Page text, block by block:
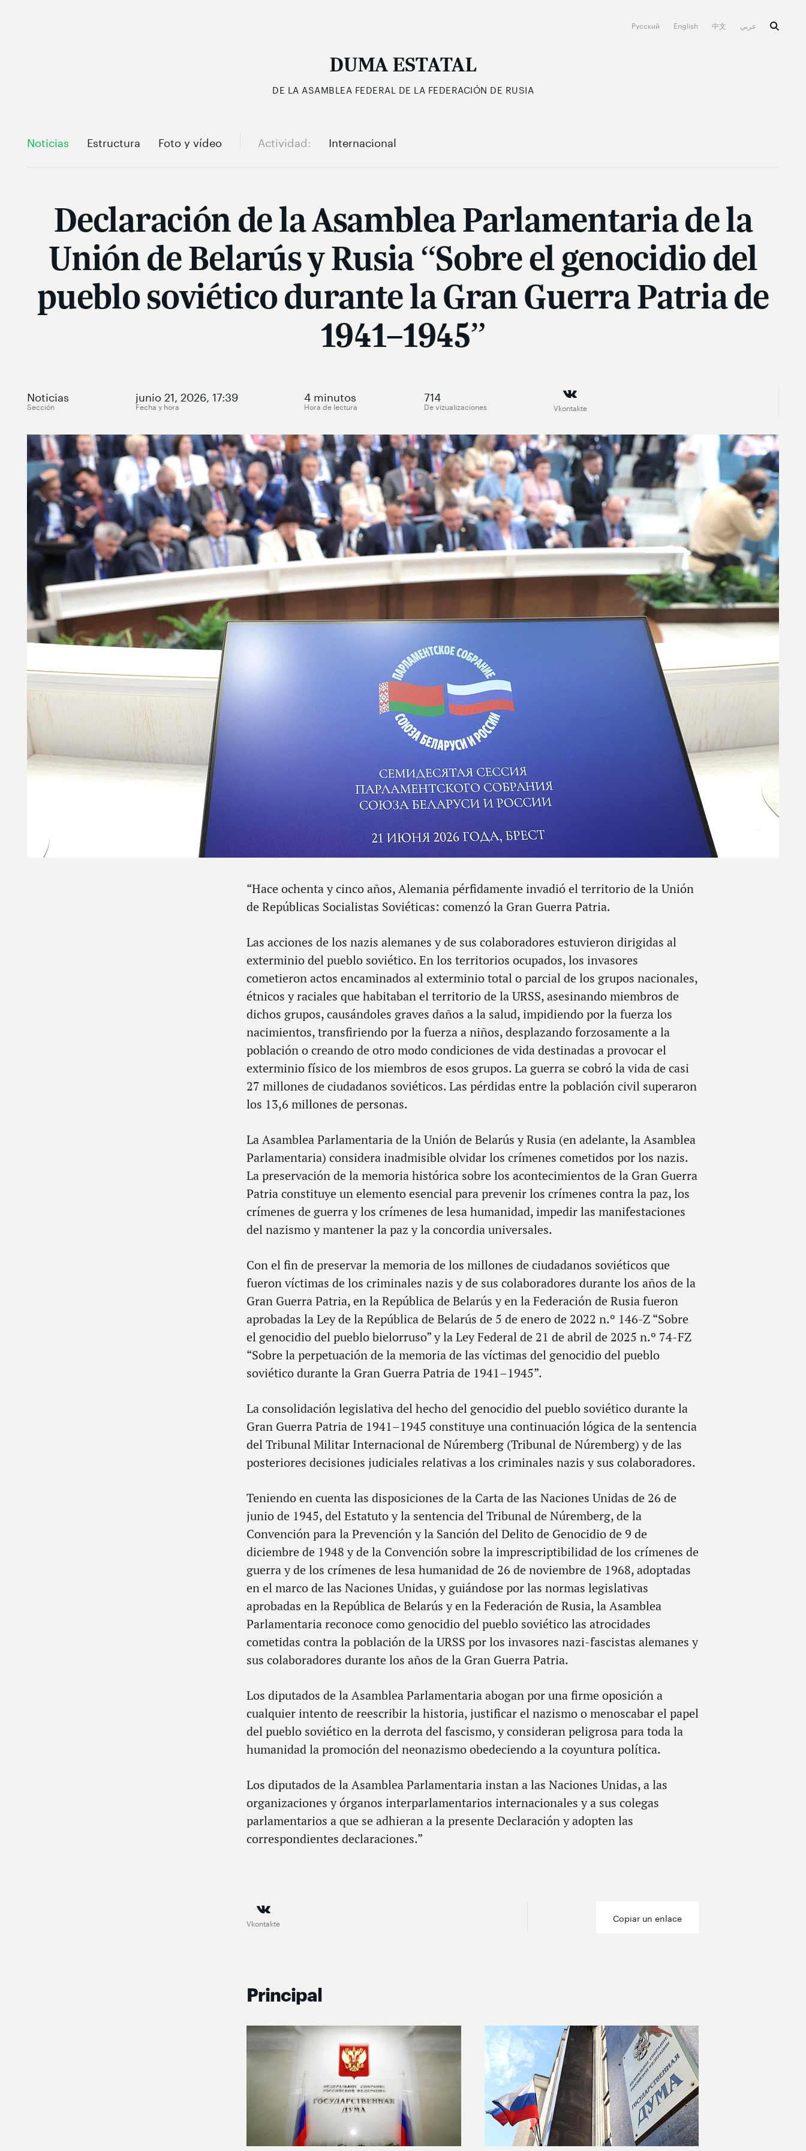
Русский English 中文
DUMA ESTATAL
DE LA ASAMBLEA FEDERAL DE LA FEDERACIÓN DE RUSIA
Noticias Estructura Foto y vídeo Actividad Internacional
Declaración de la Asamblea Parlamentaria de la
Unión de Belarús y Rusia “Sobre el genocidio del
pueblo soviético durante la Gran Guerra Patria de
1941–1945”
Noticias
Sección
junio 21, 2026, 17:39
Fecha y hora
4 minutos
Hora de lectura
714
De vizualizaciones Vkontakte
“Hace ochenta y cinco años, Alemania pérfidamente invadió el territorio de la Unión
de Repúblicas Socialistas Soviéticas: comenzó la Gran Guerra Patria.
Las acciones de los nazis alemanes y de sus colaboradores estuvieron dirigidas al
exterminio del pueblo soviético. En los territorios ocupados, los invasores
cometieron actos encaminados al exterminio total o parcial de los grupos nacionales,
étnicos y raciales que habitaban el territorio de la URSS, asesinando miembros de
dichos grupos, causándoles graves daños a la salud, impidiendo por la fuerza los
nacimientos, transfiriendo por la fuerza a niños, desplazando forzosamente a la
población o creando de otro modo condiciones de vida destinadas a provocar el
exterminio físico de los miembros de esos grupos. La guerra se cobró la vida de casi
27 millones de ciudadanos soviéticos. Las pérdidas entre la población civil superaron
los 13,6 millones de personas.
La Asamblea Parlamentaria de la Unión de Belarús y Rusia (en adelante, la Asamblea
Parlamentaria) considera inadmisible olvidar los crímenes cometidos por los nazis.
La preservación de la memoria histórica sobre los acontecimientos de la Gran Guerra
Patria constituye un elemento esencial para prevenir los crímenes contra la paz, los
crímenes de guerra y los crímenes de lesa humanidad, impedir las manifestaciones
del nazismo y mantener la paz y la concordia universales.
Con el fin de preservar la memoria de los millones de ciudadanos soviéticos que
fueron víctimas de los criminales nazis y de sus colaboradores durante los años de la
Gran Guerra Patria, en la República de Belarús y en la Federación de Rusia fueron
aprobadas la Ley de la República de Belarús de 5 de enero de 2022 n.º 146-Z “Sobre
el genocidio del pueblo bielorruso” y la Ley Federal de 21 de abril de 2025 n.º 74-FZ
“Sobre la perpetuación de la memoria de las víctimas del genocidio del pueblo
soviético durante la Gran Guerra Patria de 1941–1945”.
La consolidación legislativa del hecho del genocidio del pueblo soviético durante la
Gran Guerra Patria de 1941–1945 constituye una continuación lógica de la sentencia
del Tribunal Militar Internacional de Núremberg (Tribunal de Núremberg) y de las
posteriores decisiones judiciales relativas a los criminales nazis y sus colaboradores.
Teniendo en cuenta las disposiciones de la Carta de las Naciones Unidas de 26 de
junio de 1945, del Estatuto y la sentencia del Tribunal de Núremberg, de la
Convención para la Prevención y la Sanción del Delito de Genocidio de 9 de
diciembre de 1948 y de la Convención sobre la imprescriptibilidad de los crímenes de
guerra y de los crímenes de lesa humanidad de 26 de noviembre de 1968, adoptadas
en el marco de las Naciones Unidas, y guiándose por las normas legislativas
aprobadas en la República de Belarús y en la Federación de Rusia, la Asamblea
Parlamentaria reconoce como genocidio del pueblo soviético las atrocidades
cometidas contra la población de la URSS por los invasores nazi-fascistas alemanes y
sus colaboradores durante los años de la Gran Guerra Patria.
Los diputados de la Asamblea Parlamentaria abogan por una firme oposición a
cualquier intento de reescribir la historia, justificar el nazismo o menoscabar el papel
del pueblo soviético en la derrota del fascismo, y consideran peligrosa para toda la
humanidad la promoción del neonazismo obedeciendo a la coyuntura política.
Los diputados de la Asamblea Parlamentaria instan a las Naciones Unidas, a las
organizaciones y órganos interparlamentarios internacionales y a sus colegas
parlamentarios a que se adhieran a la presente Declaración y adopten las
correspondientes declaraciones.”
Vkontakte Copiar un enlace
Principal